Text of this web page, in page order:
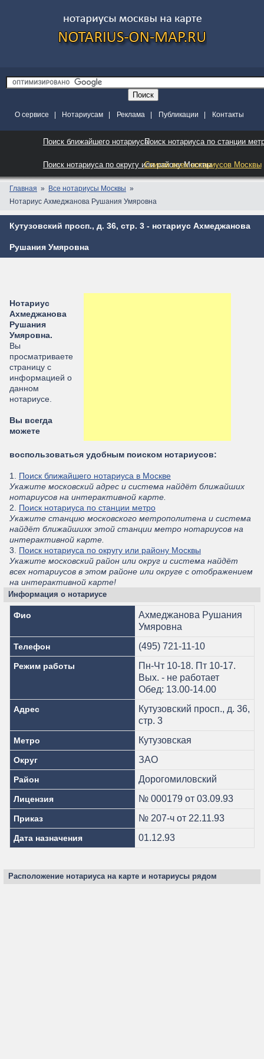
О сервисе Нотариусам Реклама Публикации Контакты
Поиск ближайшего нотариусаПоиск нотариуса по станции
Поиск нотариуса по округу или району Москвы
Список всех нотариусов Москвы
Главная
Все нотариусы Москвы
Нотариус Ахмеджанова Рушания Умяровна
Кутузовский просп., д. 36, стр. 3 - нотариус Ахмеджанова
Рушания Умяровна
Нотариус
Ахмеджанова
Рушания
Умяровна.
Вы
просматриваете
страницу с
информацией о
данном
нотариусе.
Вы всегда
можете
воспользоваться удобным поиском нотариусов:
1. Поиск ближайшего нотариуса в Москве
Укажите московский адрес и система найдёт ближайших
нотариусов на интерактивной карте.
2. Поиск нотариуса по станции метро
Укажите станцию московского метрополитена и система
найдёт ближайшихк этой станции метро нотариусов на
интерактивной карте.
3. Поиск нотариуса по округу или району Москвы
Укажите московский район или округ и система найдёт
всех нотариусов в этом районе или округе с отображением
на интерактивной карте!
Информация о нотариусе
Фио
Ахмеджанова Рушания
Умяровна
Телефон (495) 721-11-10
Режим работы
Пн-Чт 10-18. Пт 10-17.
Вых. - не работает
Обед: 13.00-14.00
Адрес
Кутузовский просп., д. 36,
стр. 3
Метро Кутузовская
Округ ЗАО
Район Дорогомиловский
Лицензия № 000179 от 03.09.93
Приказ № 207-ч от 22.11.93
Дата назначения 01.12.93
Расположение нотариуса на карте и нотариусы рядом